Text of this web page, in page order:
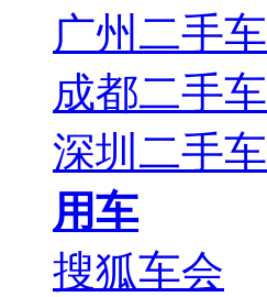
广州二手车
成都二手车
深圳二手车
用车
搜狐车会